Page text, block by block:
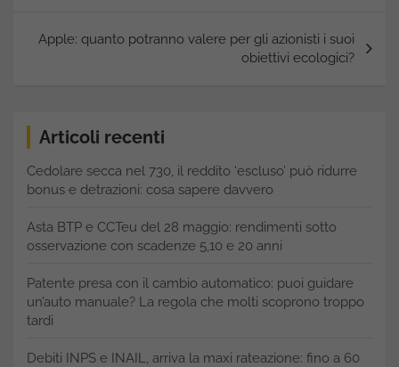
Apple: quanto potranno valere per gli azionisti i suoi
obiettivi ecologici?
Articoli recenti
Cedolare secca nel 730, il reddito ‘escluso’ può ridurre
bonus e detrazioni: cosa sapere davvero
Asta BTP e CCTeu del 28 maggio: rendimenti sotto
osservazione con scadenze 5,10 e 20 anni
Patente presa con il cambio automatico: puoi guidare
un’auto manuale? La regola che molti scoprono troppo
tardi
Debiti INPS e INAIL, arriva la maxi rateazione: fino a 60